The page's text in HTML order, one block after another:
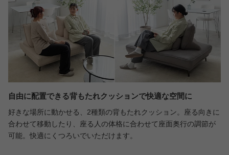
自由に配置できる背もたれクッションで快適な空間に
好きな場所に動かせる、2種類の背もたれクッション。座る向きに
合わせて移動したり、座る人の体格に合わせて座面奥行の調節が
可能。快適にくつろいでいただけます。